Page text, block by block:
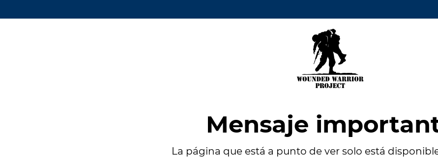
Mensaje
La página que está a punto de ver solo está